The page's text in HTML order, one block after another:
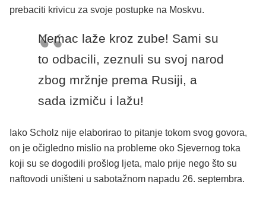
prebaciti krivicu za svoje postupke na Moskvu.
Nemac laže kroz zube! Sami su
to odbacili, zeznuli su svoj narod
zbog mržnje prema Rusiji, a
sada izmiču i lažu!
Iako Scholz nije elaborirao to pitanje tokom svog govora,
on je očigledno mislio na probleme oko Sjevernog toka
koji su se dogodili prošlog ljeta, malo prije nego što su
naftovodi uništeni u sabotažnom napadu 26. septembra.